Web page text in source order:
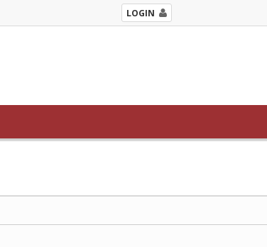
LOGIN